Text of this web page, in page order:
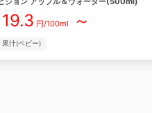
19.3 円/100ml ～
果汁(ベビー)